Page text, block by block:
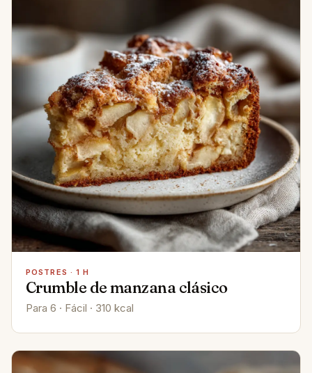
POSTRES · 1 H
Crumble de manzana clásico
Para 6 · Fácil · 310 kcal